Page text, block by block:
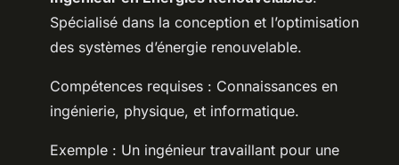
Spécialisé dans la conception et l’optimisation
des systèmes d’énergie renouvelable.
Compétences requises : Connaissances en
ingénierie, physique, et informatique.
Exemple : Un ingénieur travaillant pour une